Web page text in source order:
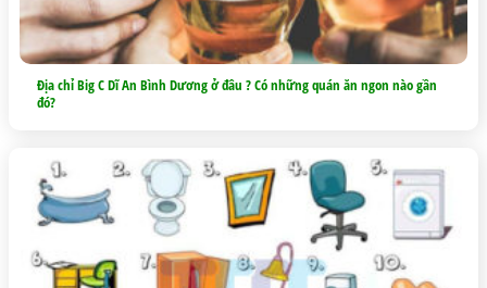
Địa chỉ Big C Dĩ An Bình Dương ở đâu ? Có những quán ăn ngon nào gần
đó?